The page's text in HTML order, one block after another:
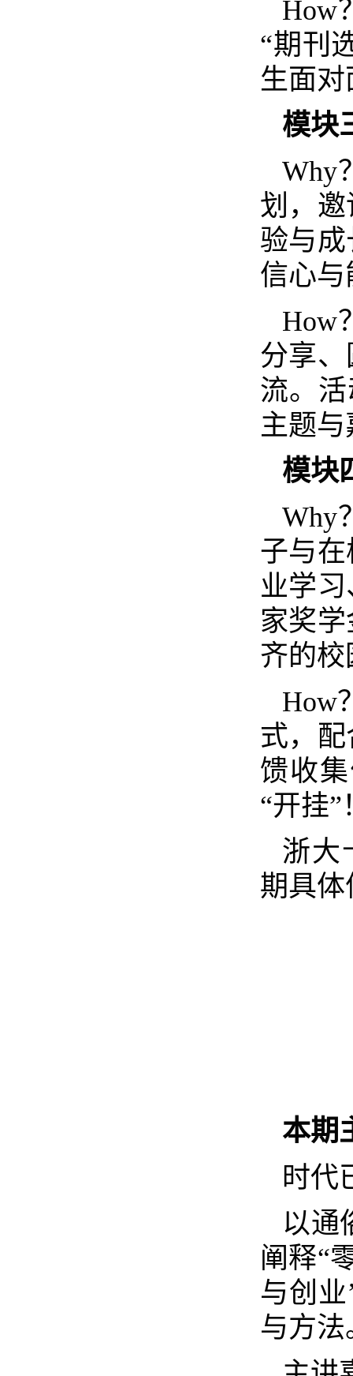
How
“期刊
生面
模块
Why
划，
验与
信心
How
分享
流。
主题
模块
Why
子与
业学
家奖
齐的
How
式，
馈收
“开挂”
浙大
期具
本期
时代
以通
阐释“
与创
与方法